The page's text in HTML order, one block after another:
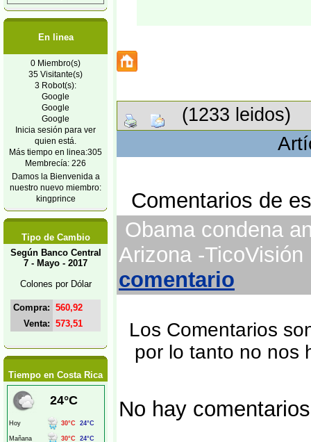
En linea
0 Miembro(s)
35 Visitante(s)
3 Robot(s):
Google
Google
Google
Inicia sesión para ver
quien está.
Más tiempo en linea:305
Membrecía: 226
Damos la Bienvenida a
nuestro nuevo miembro:
kingprince
Tipo de Cambio
Según Banco Central
7 - Mayo - 2017
Colones por Dólar
Compra: 560,92
Venta: 573,51
Tiempo en Costa Rica
(1233 leidos)
Comentarios de
Obama condena
Arizona -
comentario
Los Comentarios
por lo tanto no nos
No hay